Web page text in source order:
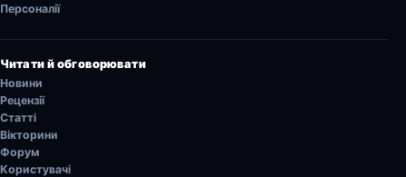
Персоналії
Читати й обговорювати
Новини
Рецензії
Статті
Вікторини
Форум
Користувачі